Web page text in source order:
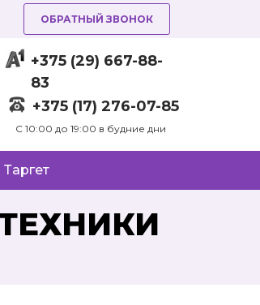
ОБРАТНЫЙ ЗВОНОК
+375 (29) 667-88-
83
+375 (17) 276-07-85
C 10:00 до 19:00 в будние дни
Таргет